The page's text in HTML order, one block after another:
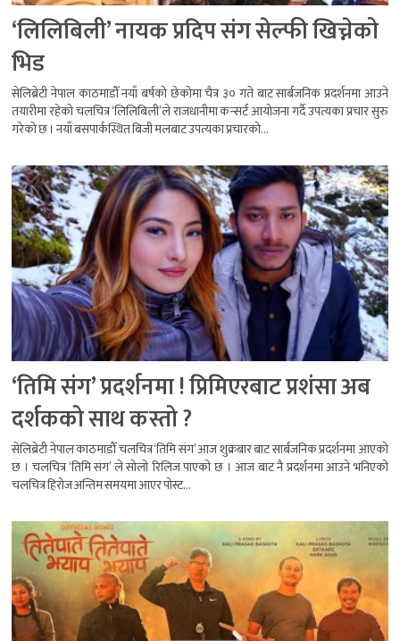
‘लिलिबिली’ नायक प्रदिप संग सेल्फी खिच्नेको
भिड
सेलिब्रेटी नेपाल काठमाडौँ नयाँ बर्षको छेकोमा चैत्र ३० गते बाट सार्बजनिक प्रदर्शनमा आउने
तयारीमा रहेको चलचित्र ‘लिलिबिली’ले राजधानीमा कन्सर्ट आयोजना गर्दै उपत्यका प्रचार सुरु
गरेको छ । नयाँ बसपार्कस्थित बिजी मलबाट उपत्यका प्रचारको...
‘तिमि संग’ प्रदर्शनमा ! प्रिमिएरबाट प्रशंसा अब
दर्शकको साथ कस्तो ?
सेलिब्रेटी नेपाल काठमाडौँ चलचित्र ‘तिमि संग’ आज शुक्रबार बाट सार्बजनिक प्रदर्शनमा आएको
छ । चलचित्र ‘तिमि संग’ ले सोलो रिलिज पाएको छ । आज बाट नै प्रदर्शनमा आउने भनिएको
चलचित्र हिरोज अन्तिम समयमा आएर पोस्ट...